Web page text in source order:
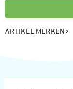
ARTIKEL MERKEN